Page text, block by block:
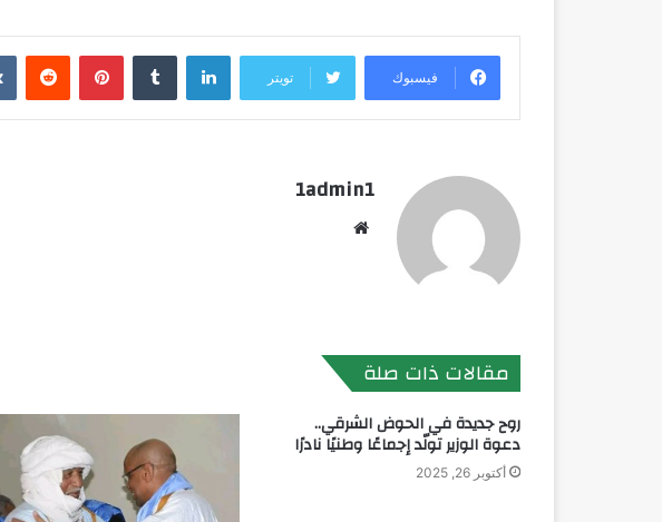
فيسبوك تويتر
لينكدإن بينتيريست
1admin1
مقالات ذات صلة
روح جديدة في الحوض الشرقي..
دعوة الوزير تولّد إجماعًا وطنيًا نادرًا
أكتوبر 26, 2025